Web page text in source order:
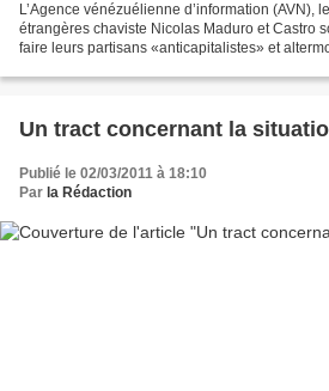
L’Agence vénézuélienne d’information (AVN),
étrangères chaviste Nicolas Maduro et Castro
faire leurs partisans «anticapitalistes» et
Un tract concernant la
Publié le 02/03/2011 à 18:10
Par la Rédaction